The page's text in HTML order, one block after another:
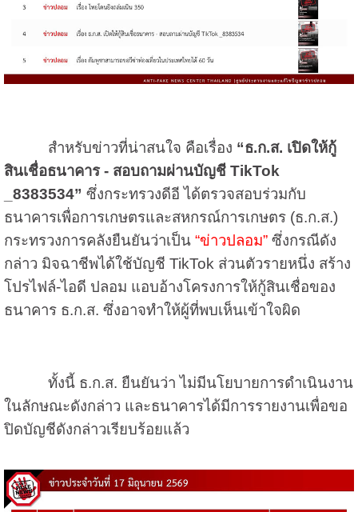
สำหรับข่าวที่น่าสนใจ คือเรื่อง “ธ.ก.ส. เปิดให้กู้
สินเชื่อธนาคาร - สอบถามผ่านบัญชี TikTok
_8383534” ซึ่งกระทรวงดีอี ได้ตรวจสอบร่วมกับ
ธนาคารเพื่อการเกษตรและสหกรณ์การเกษตร (ธ.ก.ส.)
กระทรวงการคลังยืนยันว่าเป็น “ข่าวปลอม”ซึ่งกรณีดัง
กล่าว มิจฉาชีพได้ใช้บัญชี TikTok ส่วนตัวรายหนึ่ง สร้าง
โปรไฟล์-ไอดี ปลอม แอบอ้างโครงการให้กู้สินเชื่อของ
ธนาคาร ธ.ก.ส. ซึ่งอาจทำให้ผู้ที่พบเห็นเข้าใจผิด
ทั้งนี้ ธ.ก.ส. ยืนยันว่า ไม่มีนโยบายการดำเนินงาน
ในลักษณะดังกล่าว และธนาคารได้มีการรายงานเพื่อขอ
ปิดบัญชีดังกล่าวเรียบร้อยแล้ว